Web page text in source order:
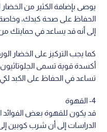
يوصى بإضافة الكثير من
الحفاظ على صحة كبدك، وخاصة
إلى أنه قد يساعد في حمايتك
كما يجب التركيز على الخضار
تساعد في الحفاظ على الكبد
4- القهوة
قد يكون للقهوة بعض الفوائد
الدراسات إلى أن شرب كوبين